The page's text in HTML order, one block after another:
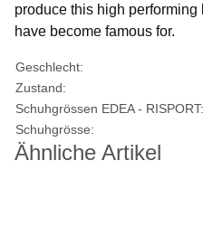
produce this high
have become famous for.
Geschlecht:
Zustand:
Schuhgrössen EDEA - RISPORT:
Schuhgrösse:
Ähnliche Artikel